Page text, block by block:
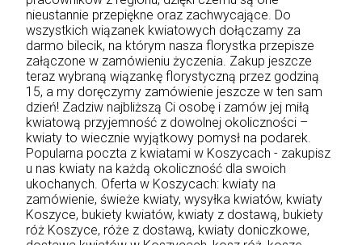
nieustannie przepiękne oraz zachwycające. Do
wszystkich wiązanek kwiatowych dołączamy za
darmo bilecik, na którym nasza florystka przepisze
załączone w zamówieniu życzenia. Zakup jeszcze
teraz wybraną wiązankę florystyczną przez godziną
15, a my doręczymy zamówienie jeszcze w ten sam
dzień! Zadziw najbliższą Ci osobę i zamów jej miłą
kwiatową przyjemność z dowolnej okoliczności –
kwiaty to wiecznie wyjątkowy pomysł na podarek.
Popularna poczta z kwiatami w Koszycach - zakupisz
u nas kwiaty na każdą okoliczność dla swoich
ukochanych. Oferta w Koszycach: kwiaty na
zamówienie, świeże kwiaty, wysyłka kwiatów, kwiaty
Koszyce, bukiety kwiatów, kwiaty z dostawą, bukiety
róż Koszyce, róże z dostawą, kwiaty doniczkowe,